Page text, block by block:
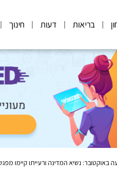
בריאות דעות חינוך
באוקטובר: נשיא המדינה ורעייתו קיימו